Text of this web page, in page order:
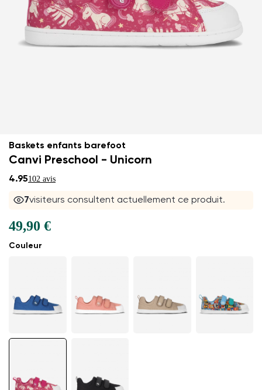
Baskets enfants barefoot
Canvi Preschool - Unicorn
4.95102 avis
7visiteurs consultent actuellement ce produit.
Couleur
49,90 €